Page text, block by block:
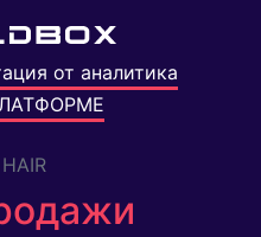
от аналитика